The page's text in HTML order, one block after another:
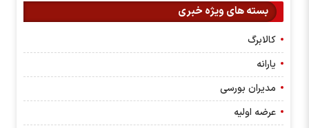
بسته های ویژه خبری
کالابرگ
یارانه
مدیران بورسی
عرضه اولیه